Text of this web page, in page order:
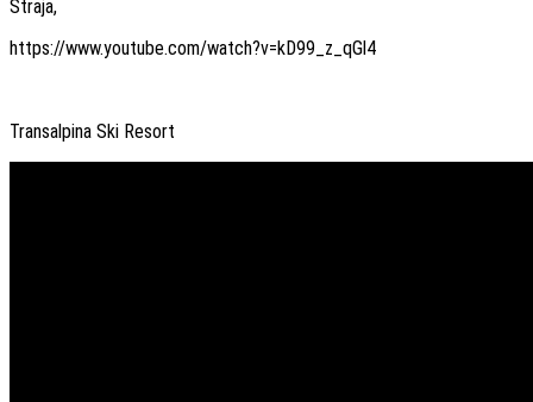
Straja,
https://www.youtube.com/watch?v=kD99_z_qGl4
Transalpina Ski Resort